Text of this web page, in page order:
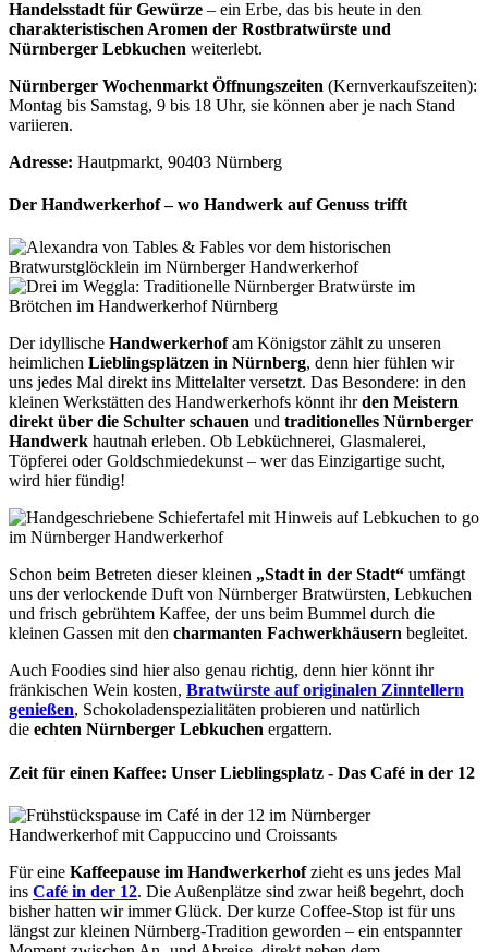
Handelsstadt für Gewürze – ein Erbe, das bis heute in den
charakteristischen Aromen der Rostbratwürste und
Nürnberger Lebkuchen weiterlebt.
Nürnberger Wochenmarkt Öffnungszeiten (Kernverkaufszeiten):
Montag bis Samstag, 9 bis 18 Uhr, sie können aber je nach Stand
variieren.
Adresse: Hautpmarkt, 90403 Nürnberg
Der Handwerkerhof – wo Handwerk auf Genuss trifft
Der idyllische Handwerkerhofam Königstor zählt zu unseren
heimlichen Lieblingsplätzen in Nürnberg, denn hier fühlen wir
uns jedes Mal direkt ins Mittelalter versetzt. Das Besondere: in den
kleinen Werkstätten des Handwerkerhofs könnt ihrden Meistern
direkt über die Schulter schauen und traditionelles Nürnberger
Handwerk hautnah erleben. Ob Lebküchnerei, Glasmalerei,
Töpferei oder Goldschmiedekunst – wer das Einzigartige sucht,
wird hier fündig!
Schon beim Betreten dieser kleinen „Stadt in der Stadt“ umfängt
uns der verlockende Duft von Nürnberger Bratwürsten, Lebkuchen
und frisch gebrühtem Kaffee, der uns beim Bummel durch die
kleinen Gassen mit den charmanten Fachwerkhäusern begleitet.
Auch Foodies sind hier also genau richtig, denn hier könnt ihr
fränkischen Wein kosten, Bratwürste auf originalen Zinntellern
genießen, Schokoladenspezialitäten probieren und natürlich
die echten Nürnberger Lebkuchen ergattern.
Zeit für einen Kaffee: Unser Lieblingsplatz - Das Café in der 12
Für eine Kaffeepause im Handwerkerhofzieht es uns jedes Mal
ins Café in der 12. Die Außenplätze sind zwar heiß begehrt, doch
bisher hatten wir immer Glück. Der kurze Coffee-Stop ist für uns
längst zur kleinen Nürnberg-Tradition geworden – ein entspannter